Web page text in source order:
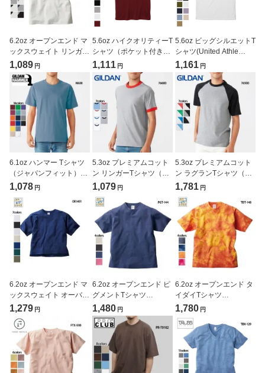
6.2oz オープンエンド マ
ックスウェイト リンガー
Tシャツ
(CROSS&STITCH/クロ
ス＆ステッチ)[OE1121]
1,089 円
5.6oz ハイクオリティーT
シャツ（ポケット付き）
(United Athle/ユナイテッ
ドアスレ)[5006-01]
1,111 円
5.6oz ビッグシルエットT
シャツ(United Athle
urban label/ユナイテッ
ドアスレ)[5508-01]
1,161 円
6.1oz ハンマー Tシャツ
（ジャパンフィット）
（GILDAN/ギルダン）
1,078 円
5.3oz プレミアムコット
ン リンガーTシャツ（ジ
ャパンフィット）
[76600]
1,079 円
5.3oz プレミアムコット
ン ラグランTシャツ（ジ
ャパンフィット）
[76500]
1,781 円
6.2oz オープンエンド マ
ックスウェイト オーバー
Tシャツ
(CROSS&STITCH/クロ
ス＆ステッチ)[OE1401]
1,279 円
6.2oz オープンエンド ピ
グメントTシャツ
(CROSS&STITCH/クロ
ス＆ステッチ)[PGT-144]
1,480 円
6.2oz オープンエンド タ
イダイTシャツ
(CROSS&STITCH/クロ
ス＆ステッチ)[TDT-148]
1,780 円